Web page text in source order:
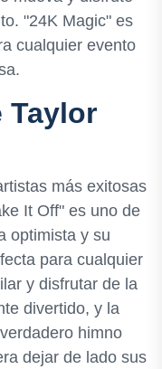
"24K Magic" es
cualquier evento
Taylor
más exitosas
It Off" es uno de
optimista y su
para cualquier
y disfrutar de la
divertido, y la
himno
dejar de lado sus